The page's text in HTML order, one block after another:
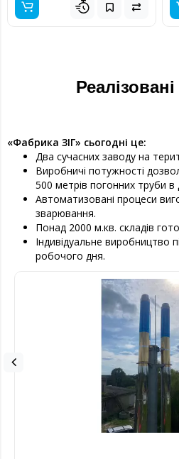
«Фабрика ЗІГ» сьогодні це:
Два сучасних заводу на
Виробничі потужності
500 метрів погонних труби в
Автоматизовані процеси
зварювання.
Понад 2000 м.кв. складів
Індивідуальне виробництво
робочого дня.